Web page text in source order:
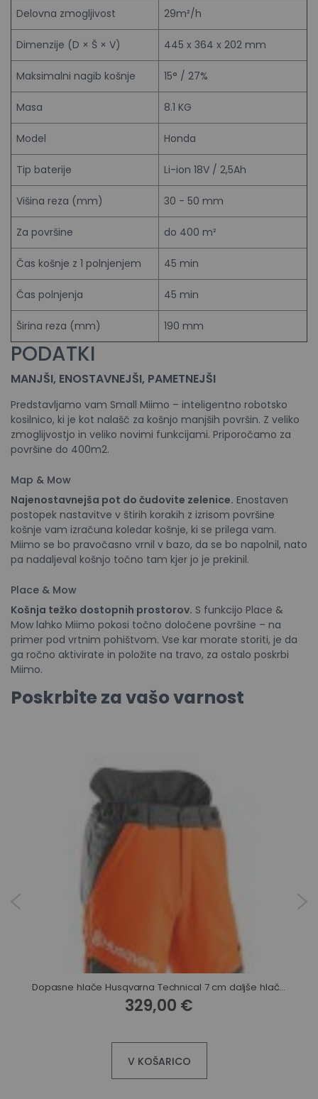
Delovna zmogljivost 29m²/h
Dimenzije (D × Š × V) 445 x 364 x 202 mm
Maksimalni nagib košnje 15° / 27%
Masa 8.1 KG
Model Honda
Tip baterije Li-ion 18V / 2,5Ah
Višina reza (mm) 30 - 50 mm
Za površine do 400 m²
Čas košnje z 1 polnjenjem 45 min
Čas polnjenja 45 min
Širina reza (mm) 190 mm
PODATKI
MANJŠI, ENOSTAVNEJŠI, PAMETNEJŠI
Predstavljamo vam Small Miimo – inteligentno robotsko
kosilnico, ki je kot nalašč za košnjo manjših površin. Z veliko
zmoglijvostjo in veliko novimi funkcijami. Priporočamo za
površine do 400m2.
Map & Mow
Najenostavnejša pot do čudovite zelenice. Enostaven
postopek nastavitve v štirih korakih z izrisom površine
košnje vam izračuna koledar košnje, ki se prilega vam.
Miimo se bo pravočasno vrnil v bazo, da se bo napolnil, nato
pa nadaljeval košnjo točno tam kjer jo je prekinil.
Place & Mow
Košnja težko dostopnih prostorov. S funkcijo Place &
Mow lahko Miimo pokosi točno določene površine – na
primer pod vrtnim pohištvom. Vse kar morate storiti, je da
ga ročno aktivirate in položite na travo, za ostalo poskrbi
Miimo.
Poskrbite za vašo varnost
Dopasne hlače Husqvarna Technical 7 cm daljše hlačnice
329,00 €
V KOŠARICO